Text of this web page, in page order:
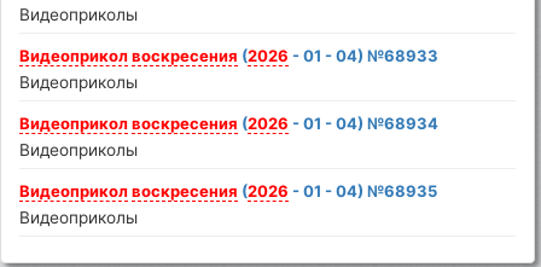
Видеоприколы
Видеоприкол воскресения (2026 - 01 - 04) №68933
Видеоприколы
Видеоприкол воскресения (2026 - 01 - 04) №68934
Видеоприколы
Видеоприкол воскресения (2026 - 01 - 04) №68935
Видеоприколы